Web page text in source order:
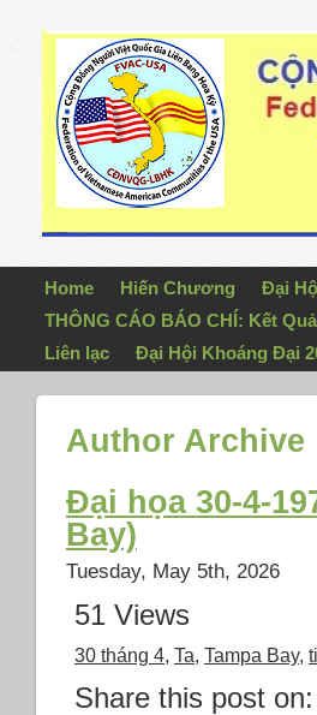
Home Hiến Chương Đại
THÔNG CÁO BÁO CHÍ: Kết
Liên lạc
Đại Hội Khoáng Đại
Author Archive
Đại họa 30-4-
Bay)
Tuesday, May 5th, 2026
51 Views
30 tháng 4, Ta, Tampa Bay,
Share this post on: